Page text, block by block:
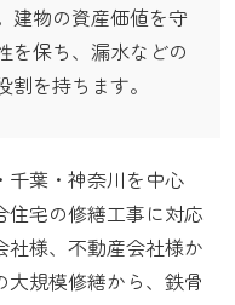
建物の資産価値を守
を保ち、漏水などの
を持ちます。
千葉・神奈川を中心
住宅の修繕工事に対応
社様、不動産会社様か
大規模修繕から、鉄骨